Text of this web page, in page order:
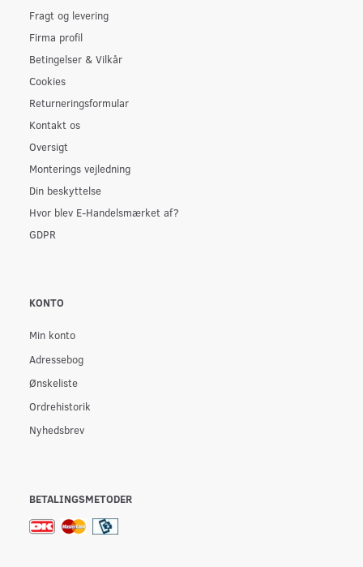
Fragt og levering
Firma profil
Betingelser & Vilkår
Cookies
Returneringsformular
Kontakt os
Oversigt
Monterings vejledning
Din beskyttelse
Hvor blev E-Handelsmærket af?
GDPR
KONTO
Min konto
Adressebog
Ønskeliste
Ordrehistorik
Nyhedsbrev
BETALINGSMETODER